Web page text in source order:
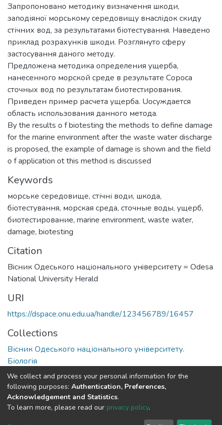
Запропоновано методику визначення шкоди,
заподіяної морському середовищу внаслідок скиду
стічних вод, за результатами біотестування. Наведено
приклад розрахунків шкоди. Розглянуто сферу
застосування даного методу.
Предложена методика определения ущерба,
нанесенного морской среде в результате Сороса
сточных вод по результатам биотестирования.
Приведен пример расчета ущерба. Uосуждается
область использования данного метода.
By the results o f biotesting the methods to define damage
for the marine environment after the waste water discharge
is proposed, the example of damage is shown and the field
o f application ot this method is discussed
Keywords
морське середовище, стічні води, шкода,
біотестування, морская среда, сточные воды, ущерб,
биотестирование, marine environment, waste water,
damage, biotesting
Citation
Вiсник Одеського нацiонального унiверситету = Odesa
National University Herald
URI
https://dspace.onu.edu.ua/handle/123456789/16457
Collections
Вісник Одеського національного університету.
Біологія
Full item page
DSpace software copyright © 2009-2026
We collect and process your personal information for the
following purposes: Authentication, Preferences,
Acknowledgement and Statistics.
To learn more, please read our privacy policy.